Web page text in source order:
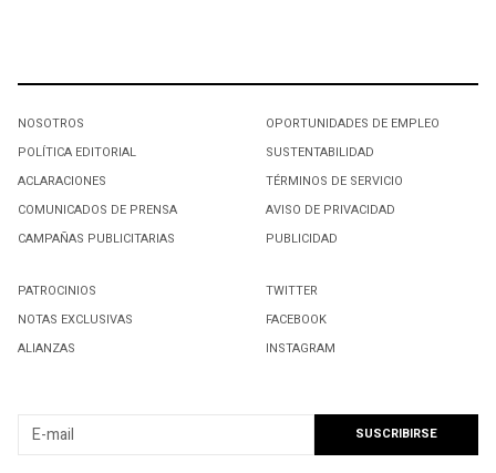
NOSOTROS
POLÍTICA EDITORIAL
ACLARACIONES
COMUNICADOS DE PRENSA
CAMPAÑAS PUBLICITARIAS
OPORTUNIDADES DE EMPLEO
SUSTENTABILIDAD
TÉRMINOS DE SERVICIO
AVISO DE PRIVACIDAD
PUBLICIDAD
PATROCINIOS
NOTAS EXCLUSIVAS
ALIANZAS
TWITTER
FACEBOOK
INSTAGRAM